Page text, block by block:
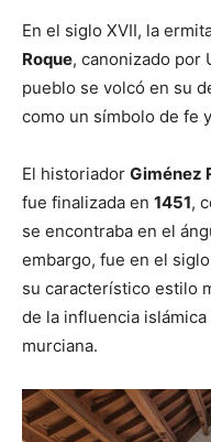
En el siglo XVII, la
Roque, canonizado por
pueblo se volcó en su
como un símbolo de fe
El historiador Giménez
fue finalizada en 1451,
se encontraba en el
embargo, fue en el
su característico estilo
de la influencia
murciana.